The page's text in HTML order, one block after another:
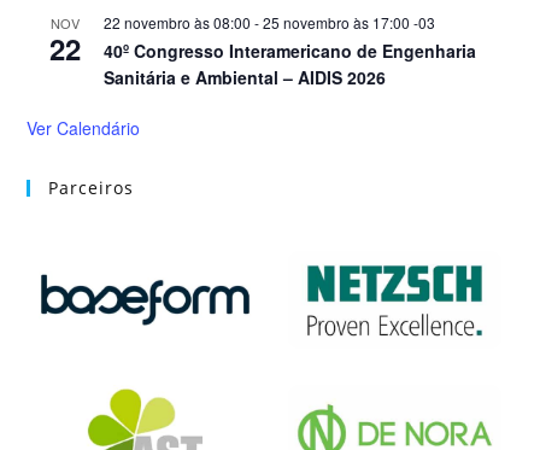
NOV
22
22 novembro às 08:00 -25 novembro às 17:00 -03
40º Congresso Interamericano de Engenharia
Sanitária e Ambiental – AIDIS 2026
Ver Calendário
Parceiros